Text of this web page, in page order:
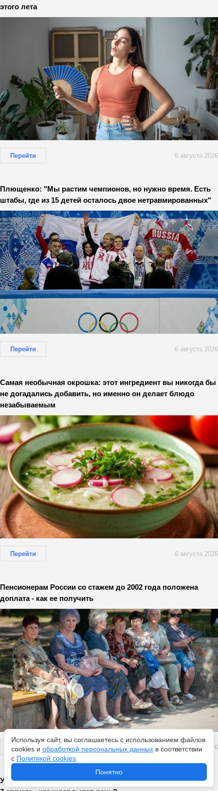
этого лета
Перейти 6 августа 2026
Плющенко: "Мы растим чемпионов, но нужно время. Есть
штабы, где из 15 детей осталось двое нетравмированных"
Перейти 6 августа 2026
Самая необычная окрошка: этот ингредиент вы никогда бы
не догадались добавить, но именно он делает блюдо
незабываемым
Перейти 6 августа 2026
Пенсионерам России со стажем до 2002 года положена
доплата - как ее получить
Перейти 6 августа 2026
Удача гарантирована четырем знакам: гороскоп везения на
Используя сайт, вы соглашаетесь с использованием файлов
cookies и обработкой персональных данных в соответствии
с Политикой cookies
Понятно